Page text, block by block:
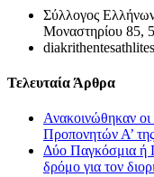
Σύλλογος
Μοναστηρίου 85,
Τελευταία Άρθρα
Ανακοινώθηκαν οι
Προπονητών Α’
Δύο Παγκόσμια ή
δρόμο για τον